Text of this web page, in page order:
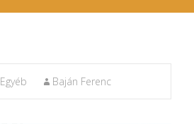
Egyéb Baján Ferenc